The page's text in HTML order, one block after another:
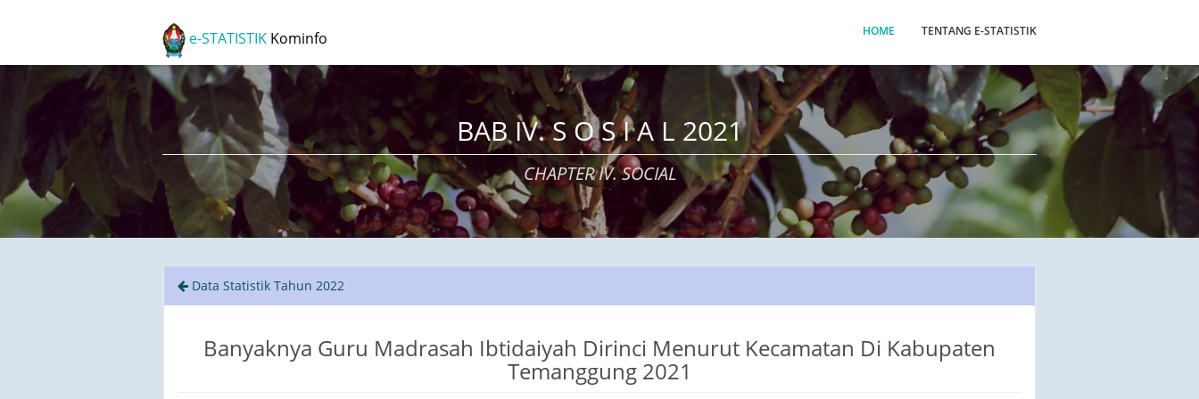
e-STATISTIK Kominfo HOME TENTANG E-STATISTIK
BAB IV. S O S I A L 2021
CHAPTER IV. SOCIAL
Data Statistik Tahun 2022
Banyaknya Guru Madrasah Ibtidaiyah Dirinci Menurut Kecamatan Di Kabupaten
Temanggung 2021